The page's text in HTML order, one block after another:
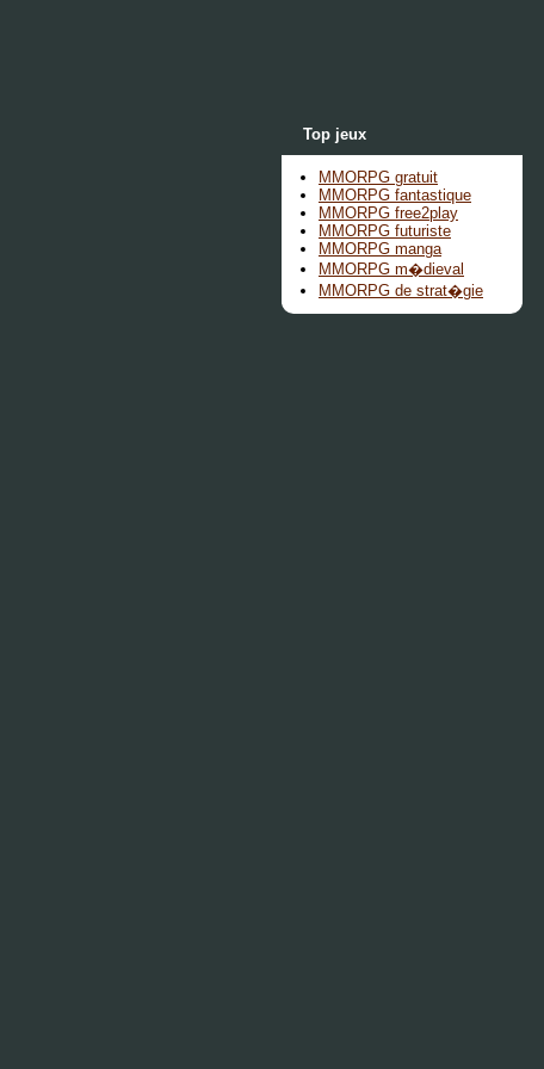
Top jeux
MMORPG gratuit
MMORPG fantastique
MMORPG free2play
MMORPG futuriste
MMORPG manga
MMORPG m�dieval
MMORPG de strat�gie